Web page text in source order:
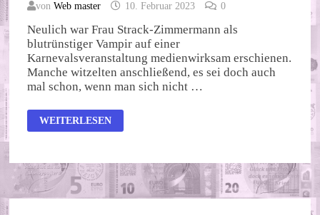
vonWeb master 10. Februar 2023 0
Neulich war Frau Strack-Zimmermann als
blutrünstiger Vampir auf einer
Karnevalsveranstaltung medienwirksam erschienen.
Manche witzelten anschließend, es sei doch auch
mal schon, wenn man sich nicht …
DIE
INTERESSENKONFLIKTE
WEITERLESEN